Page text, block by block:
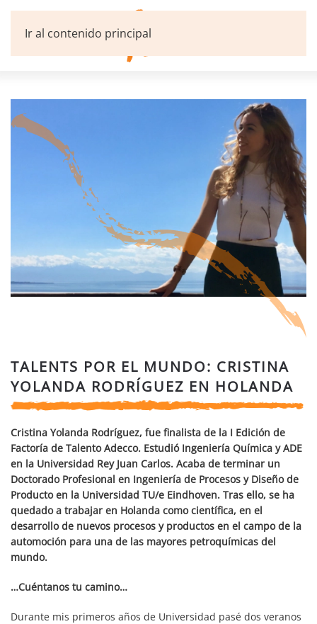
Ir al contenido principal
TALENTS POR EL MUNDO: CRISTINA
YOLANDA RODRÍGUEZ EN HOLANDA
Cristina Yolanda Rodríguez, fue finalista de la I Edición de
Factoría de Talento Adecco. Estudió Ingeniería Química y ADE
en la Universidad Rey Juan Carlos. Acaba de terminar un
Doctorado Profesional en Ingeniería de Procesos y Diseño de
Producto en la Universidad TU/e Eindhoven. Tras ello, se ha
quedado a trabajar en Holanda como científica, en el
desarrollo de nuevos procesos y productos en el campo de la
automoción para una de las mayores petroquímicas del
mundo.
…Cuéntanos tu camino…
Durante mis primeros años de Universidad pasé dos veranos